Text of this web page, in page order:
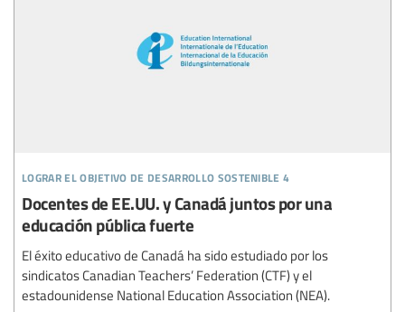
lograr el objetivo de desarrollo sostenible 4
Docentes de EE.UU. y Canadá juntos por una
educación pública fuerte
El éxito educativo de Canadá ha sido estudiado por los
sindicatos Canadian Teachers’ Federation (CTF) y el
estadounidense National Education Association (NEA).